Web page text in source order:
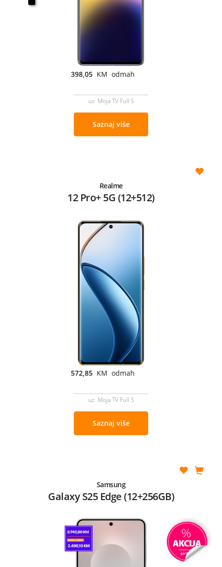
398,05 KM odmah
uz Moja TV Full S
Saznaj više
Realme
12 Pro+ 5G (12+512)
572,85 KM odmah
uz Moja TV Full S
Saznaj više
Samsung
Galaxy S25 Edge (12+256GB)